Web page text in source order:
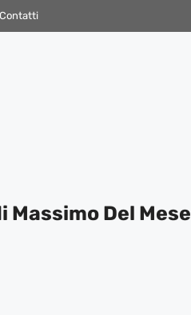
Contatti
Massimo Del Mese